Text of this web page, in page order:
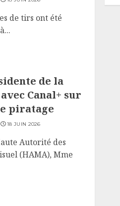
de tirs ont été
de la
Canal+ sur
piratage
18 JUIN 2026
Autorité des
(HAMA), Mme